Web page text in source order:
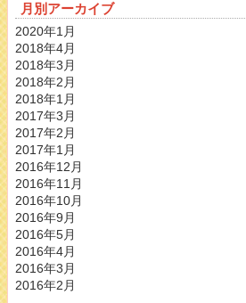
月別アーカイブ
2020年1月
2018年4月
2018年3月
2018年2月
2018年1月
2017年3月
2017年2月
2017年1月
2016年12月
2016年11月
2016年10月
2016年9月
2016年5月
2016年4月
2016年3月
2016年2月